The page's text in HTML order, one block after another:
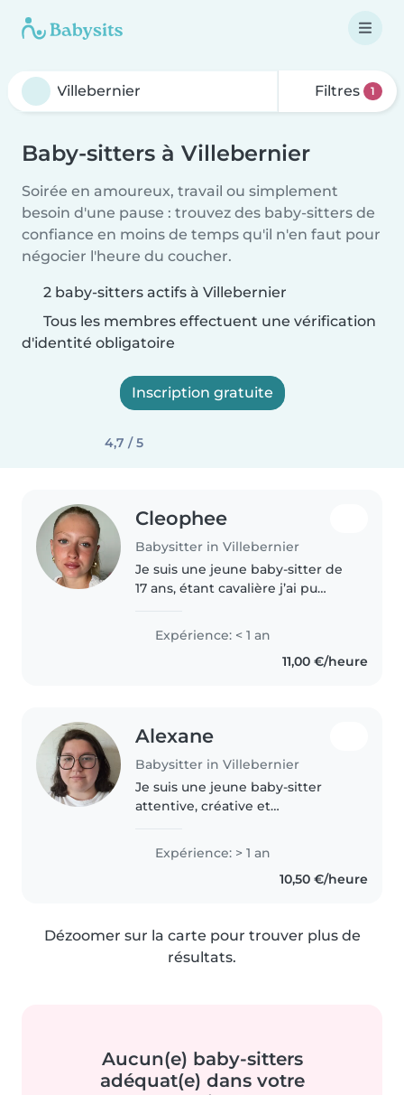
Filtres 1
Baby-sitters à Villebernier
Soirée en amoureux, travail ou simplement
besoin d'une pause : trouvez des baby-sitters de
confiance en moins de temps qu'il n'en faut pour
négocier l'heure du coucher.
2 baby-sitters actifs à Villebernier
Tous les membres effectuent une vérification
d'identité obligatoire
Inscription gratuite
4,7 / 5
Cleophee
Babysitter in Villebernier
Je suis une jeune baby-sitter de
17 ans, étant cavalière j’ai pu
avec des enfants, les enfants ça
me connaît! J’ai beaucoup
Expérience: < 1 an
11,00 €/heure
Alexane
Babysitter in Villebernier
Je suis une jeune baby-sitter
attentive, créative et
d'expérience avec des enfants
en âge préscolaire et scolaire...
Expérience: > 1 an
10,50 €/heure
Dézoomer sur la carte pour trouver plus de
résultats.
Aucun(e) baby-sitters
adéquat(e) dans votre